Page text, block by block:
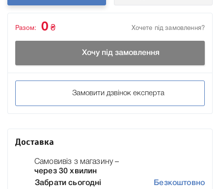
Хочете під замовлення?
Разом: 0 ₴
Хочу під замовлення
Замовити дзвінок експерта
Доставка
Самовивіз з магазину –
через 30 хвилин
Забрати сьогодні
Безкоштовно